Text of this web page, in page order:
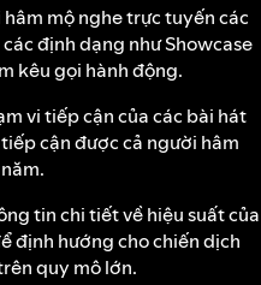
mộ nghe trực tuyến các
định dạng như Showcase
kêu gọi hành động.
vi tiếp cận của các bài hát
cận được cả người hâm
tin chi tiết về hiệu suất của
định hướng cho chiến dịch
quy mô lớn.